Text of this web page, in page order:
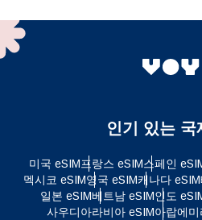
인기 있는 국
미국 eSIM프랑스 eSIM스페인
멕시코 eSIM영국 eSIM캐나다 eSIM
일본 eSIM베트남 eSIM인도
사우디아라비아 eSIM아랍에